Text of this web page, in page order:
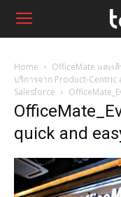
Home
OfficeMate และเ
บริการจาก Product-
Salesforce
quick and